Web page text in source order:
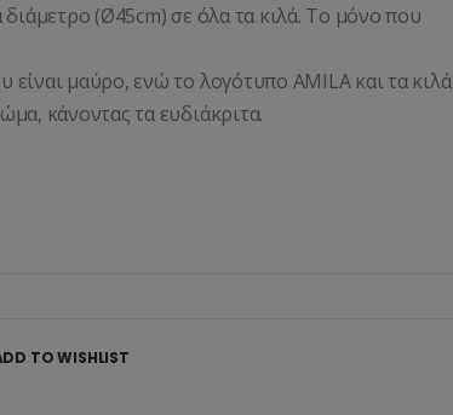
διάμετρο (Ø45cm) σε όλα τα κιλά. Το μόνο που
μαύρο, ενώ το λογότυπο AMILA και τα κιλά
κάνοντας τα ευδιάκριτα.
TO WISHLIST